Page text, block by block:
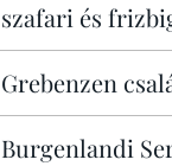
szafari és
Grebenzen
Burgenlandi